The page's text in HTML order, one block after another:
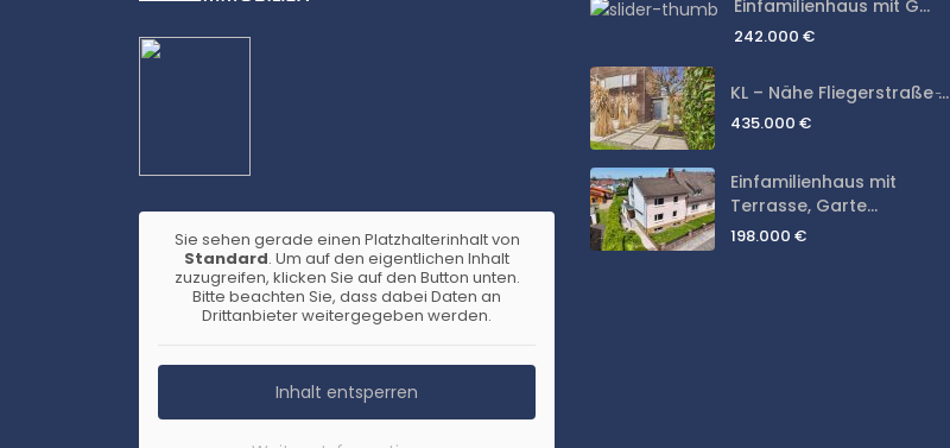
Sie sehen gerade einen Platzhalterinhalt von
Standard. Um auf den eigentlichen Inhalt
zuzugreifen, klicken Sie auf den Button unten.
Bitte beachten Sie, dass dabei Daten an
Drittanbieter weitergegeben werden.
Inhalt entsperren
Einfamilienhaus mit G...
242.000 €
KL – Nähe Fliegerstraße ̵...
435.000 €
Einfamilienhaus mit
Terrasse, Garte...
198.000 €